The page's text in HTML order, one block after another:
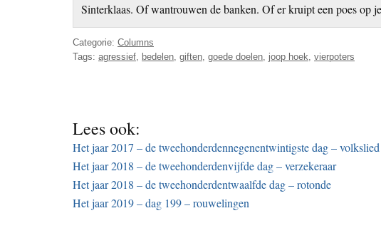
Sinterklaas. Of wantrouwen de banken. Of er kruipt een poes op
Categorie: Columns
Tags: agressief bedelen giften goede doelen joop hoek vierpoters
Lees ook:
Het jaar 2017 – de tweehonderdennegenentwintigste dag – volkslied
Het jaar 2018 – de tweehonderdenvijfde dag – verzekeraar
Het jaar 2018 – de tweehonderdentwaalfde dag – rotonde
Het jaar 2019 – dag 199 – rouwelingen